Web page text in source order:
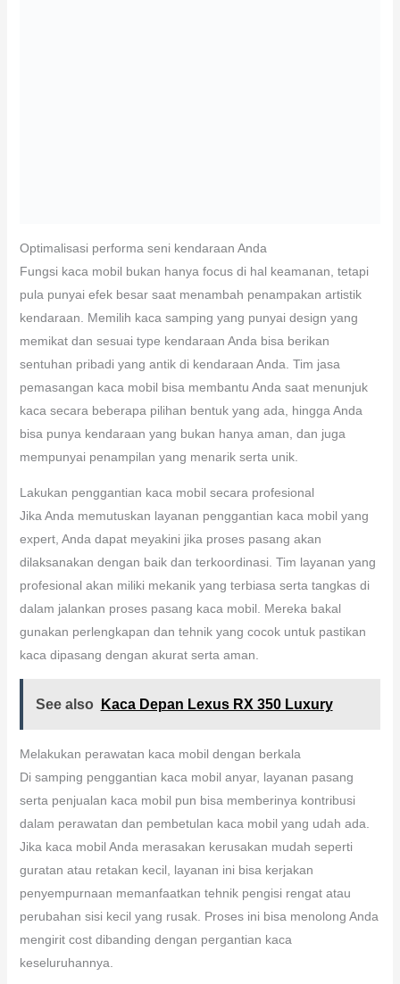
Optimalisasi performa seni kendaraan Anda
Fungsi kaca mobil bukan hanya focus di hal keamanan, tetapi
pula punyai efek besar saat menambah penampakan artistik
kendaraan. Memilih kaca samping yang punyai design yang
memikat dan sesuai type kendaraan Anda bisa berikan
Lakukan penggantian kaca mobil secara profesional
Jika Anda memutuskan layanan penggantian kaca mobil yang
expert, Anda dapat meyakini jika proses pasang akan
dilaksanakan dengan baik dan terkoordinasi. Tim layanan yang
profesional akan miliki mekanik yang terbiasa serta tangkas di
dalam jalankan proses pasang kaca mobil. Mereka bakal
gunakan perlengkapan dan tehnik yang cocok untuk pastikan
kaca dipasang dengan akurat serta aman.
See also Kaca Depan Lexus RX 350 Luxury
Melakukan perawatan kaca mobil dengan berkala
Di samping penggantian kaca mobil anyar, layanan pasang
serta penjualan kaca mobil pun bisa memberinya kontribusi
dalam perawatan dan pembetulan kaca mobil yang udah ada.
Jika kaca mobil Anda merasakan kerusakan mudah seperti